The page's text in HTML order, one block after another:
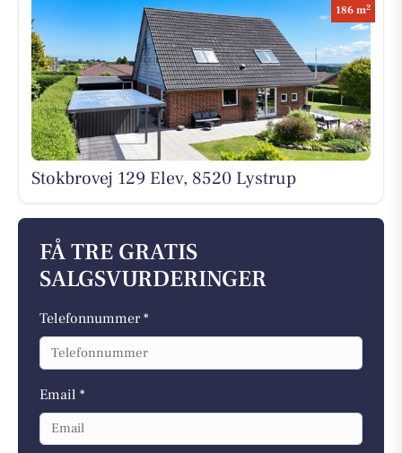
186 m2
Stokbrovej 129 Elev, 8520 Lystrup
FÅ TRE GRATIS
SALGSVURDERINGER
Telefonnummer *
Email *